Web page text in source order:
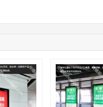
联系了该媒体所在商家
联系了该媒体所在商家
联系了该媒体所在商家
联系了该媒体所在商家
联系了该媒体所在商家